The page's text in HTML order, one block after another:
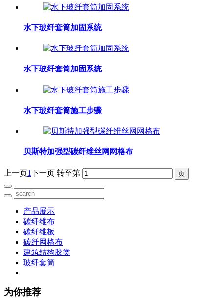
水下玻纤套筒加固系统
水下玻纤套筒加固系统
水下玻纤套筒施工步骤
贝斯特加强型碳纤维丝网网格布
上一页1下一页 转至第
产品展示
碳纤维布
碳纤维板
碳纤网格布
建筑结构胶类
玻纤套筒
为你推荐